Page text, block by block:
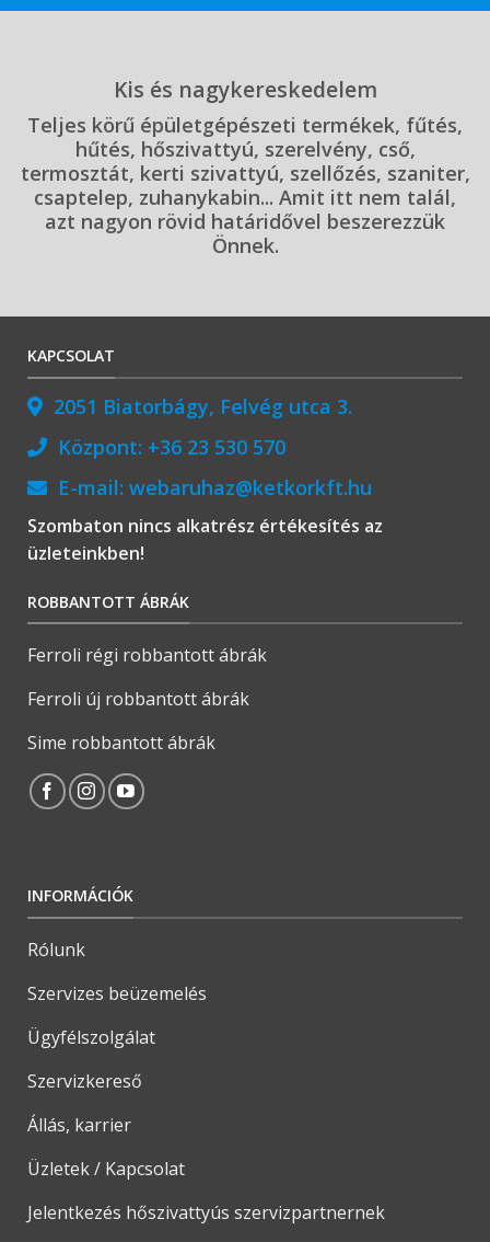
Kis és nagykereskedelem
Teljes körű épületgépészeti termékek, fűtés,
hűtés, hőszivattyú, szerelvény, cső,
termosztát, kerti szivattyú, szellőzés, szaniter,
csaptelep, zuhanykabin... Amit itt nem talál,
azt nagyon rövid határidővel beszerezzük
Önnek.
KAPCSOLAT
2051 Biatorbágy, Felvég utca 3.
Központ: +36 23 530 570
E-mail: webaruhaz@ketkorkft.hu
Szombaton nincs alkatrész értékesítés az
üzleteinkben!
ROBBANTOTT ÁBRÁK
Ferroli régi robbantott ábrák
Ferroli új robbantott ábrák
Sime robbantott ábrák
INFORMÁCIÓK
Rólunk
Szervizes beüzemelés
Ügyfélszolgálat
Szervizkereső
Állás, karrier
Üzletek / Kapcsolat
Jelentkezés hőszivattyús szervizpartnernek